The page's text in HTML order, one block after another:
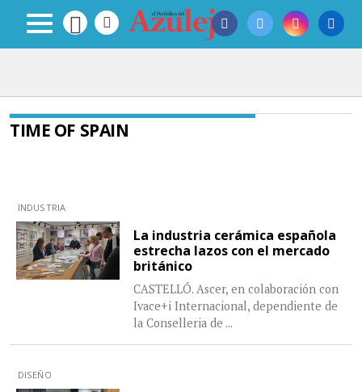
TIME OF SPAIN
INDUSTRIA
La industria cerámica española
estrecha lazos con el mercado
británico
CASTELLÓ. Ascer, en colaboración con
Ivace+i Internacional, dependiente de
la Conselleria de ...
DISEÑO